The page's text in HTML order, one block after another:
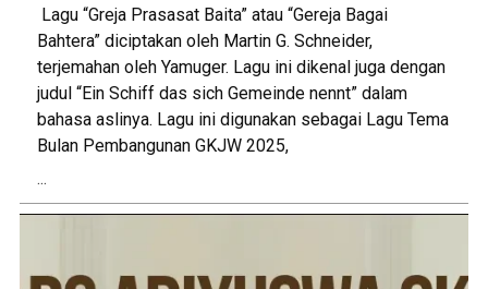
Lagu “Greja Prasasat Baita” atau “Gereja Bagai
Bahtera” diciptakan oleh Martin G. Schneider,
terjemahan oleh Yamuger. Lagu ini dikenal juga dengan
judul “Ein Schiff das sich Gemeinde nennt” dalam
bahasa aslinya. Lagu ini digunakan sebagai Lagu Tema
Bulan Pembangunan GKJW 2025,
...